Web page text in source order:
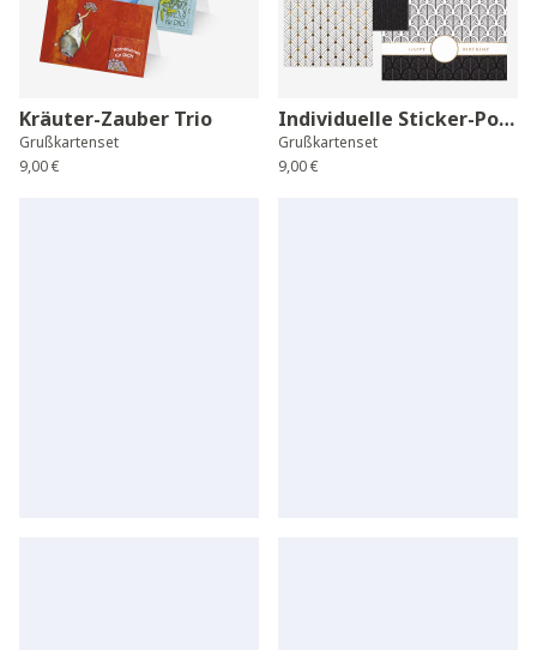
Kräuter-Zauber Trio
Grußkartenset
9,00 €
Individuelle Sticker-Postkarten
Grußkartenset
9,00 €